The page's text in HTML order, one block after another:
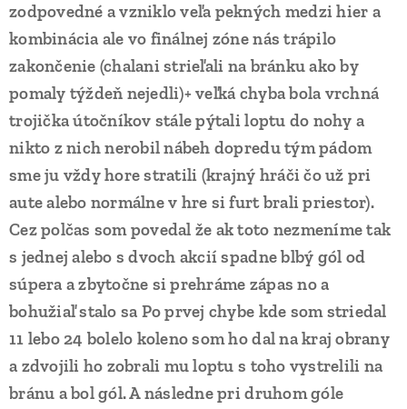
zodpovedné a vzniklo veľa pekných medzi hier a
kombinácia ale vo finálnej zóne nás trápilo
zakončenie (chalani strieľali na bránku ako by
pomaly týždeň nejedli)+ veľká chyba bola vrchná
trojička útočníkov stále pýtali loptu do nohy a
nikto z nich nerobil nábeh dopredu tým pádom
sme ju vždy hore stratili (krajný hráči čo už pri
aute alebo normálne v hre si furt brali priestor).
Cez polčas som povedal že ak toto nezmeníme tak
s jednej alebo s dvoch akcií spadne blbý gól od
súpera a zbytočne si prehráme zápas no a
bohužiaľ stalo sa Po prvej chybe kde som striedal
11 lebo 24 bolelo koleno som ho dal na kraj obrany
a zdvojili ho zobrali mu loptu s toho vystrelili na
bránu a bol gól. A následne pri druhom góle